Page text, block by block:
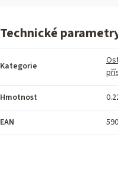
Technické
Kategorie
Hmotnost
EAN